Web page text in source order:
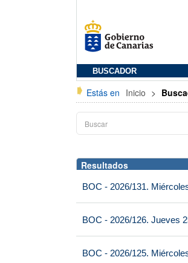
BUSCADOR
Estás en Inicio >
Resultados
BOC - 2026/131.
BOC - 2026/126. Jueves
BOC - 2026/125.